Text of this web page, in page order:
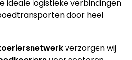
ideale logistieke verbindingen
door heel
verzorgen wij